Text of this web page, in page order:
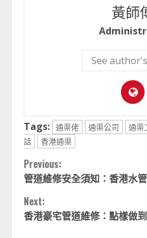
黃師
See
Tags: 通渠佬 通渠公司 通渠
話
香港通渠
Continue
Reading
Previous:
管道維修安全須知：香港水
Next:
香港豪宅管道維修：點樣做